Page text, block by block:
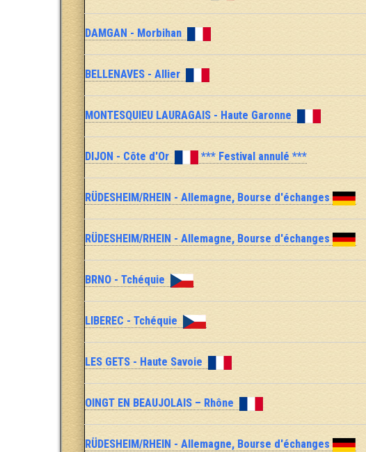
DAMGAN - Morbihan
BELLENAVES - Allier
MONTESQUIEU LAURAGAIS - Haute Garonne
DIJON - Côte d'Or *** Festival annulé ***
RÜDESHEIM/RHEIN - Allemagne, Bourse d'échanges
RÜDESHEIM/RHEIN - Allemagne, Bourse d'échanges
BRNO - Tchéquie
LIBEREC - Tchéquie
LES GETS - Haute Savoie
OINGT EN BEAUJOLAIS – Rhône
RÜDESHEIM/RHEIN - Allemagne, Bourse d'échanges